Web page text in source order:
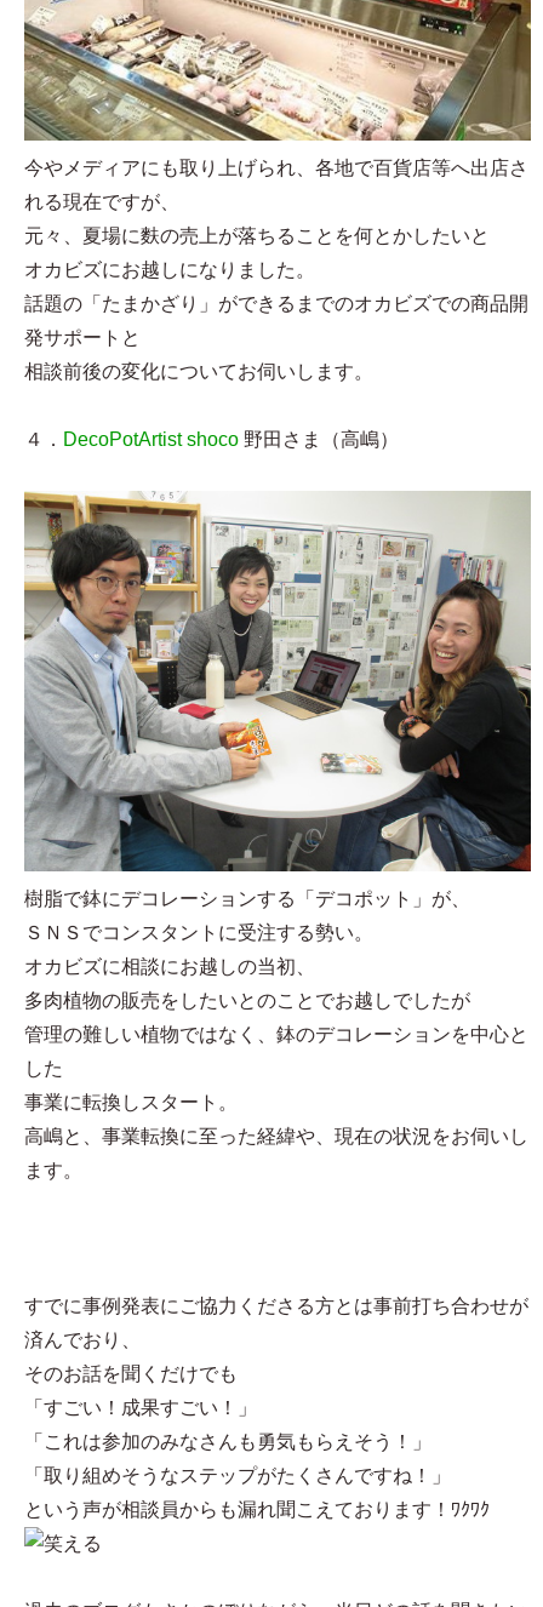
今やメディアにも取り上げられ、各地で百貨店等へ出店さ
れる現在ですが、
元々、夏場に麩の売上が落ちることを何とかしたいと
オカビズにお越しになりました。
話題の「たまかざり」ができるまでのオカビズでの商品開
発サポートと
相談前後の変化についてお伺いします。
４． DecoPotArtist shoco 野田さま（高嶋）
樹脂で鉢にデコレーションする「デコポット」が、
ＳＮＳでコンスタントに受注する勢い。
オカビズに相談にお越しの当初、
多肉植物の販売をしたいとのことでお越しでしたが
管理の難しい植物ではなく、鉢のデコレーションを中心と
した
事業に転換しスタート。
高嶋と、事業転換に至った経緯や、現在の状況をお伺いし
ます。
すでに事例発表にご協力くださる方とは事前打ち合わせが
済んでおり、
そのお話を聞くだけでも
「すごい！成果すごい！」
「これは参加のみなさんも勇気もらえそう！」
「取り組めそうなステップがたくさんですね！」
という声が相談員からも漏れ聞こえております！ﾜｸﾜｸ